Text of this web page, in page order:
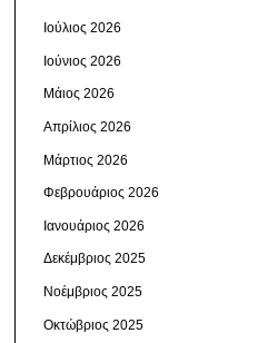
Ιούλιος 2026
Ιούνιος 2026
Μάιος 2026
Απρίλιος 2026
Μάρτιος 2026
Φεβρουάριος 2026
Ιανουάριος 2026
Δεκέμβριος 2025
Νοέμβριος 2025
Οκτώβριος 2025